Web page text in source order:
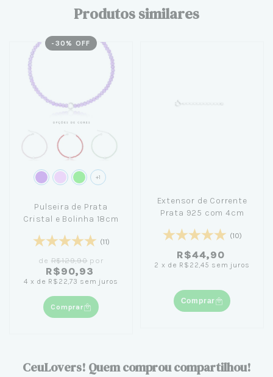
Produtos similares
- 30 % OFF
+1
Pulseira de Prata
Cristal e Bolinha 18cm
(11)
de R$129,90por
R$90,93
4 x de R$22,73 sem juros
Comprar
Extensor de Corrente
Prata 925 com 4cm
(10)
R$44,90
2 x de R$22,45 sem juros
Comprar
CeuLovers! Quem comprou compartilhou!